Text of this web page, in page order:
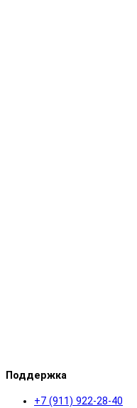
Поддержка
+7 (911) 922-28-40